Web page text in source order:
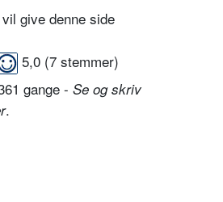
give denne side
5,0 (7 stemmer)
gange - Se og skriv
.